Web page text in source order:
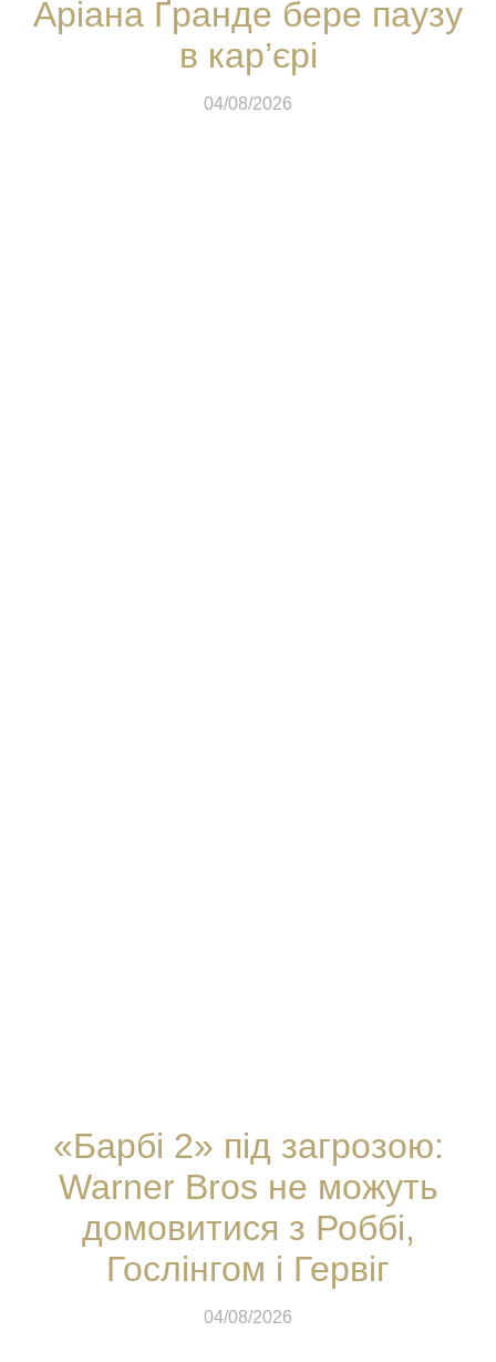
Аріана Ґранде бере паузу
в кар’єрі
04/08/2026
«Барбі 2» під загрозою:
Warner Bros не можуть
домовитися з Роббі,
Гослінгом і Гервіг
04/08/2026